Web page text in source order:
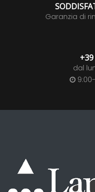
Garanzia di
dal
9:00-